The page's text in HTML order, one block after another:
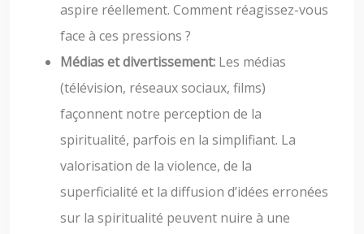
aspire réellement. Comment réagissez-vous
face à ces pressions ?
Médias et divertissement: Les médias
(télévision, réseaux sociaux, films)
façonnent notre perception de la
spiritualité, parfois en la simplifiant. La
valorisation de la violence, de la
superficialité et la diffusion d’idées erronées
sur la spiritualité peuvent nuire à une